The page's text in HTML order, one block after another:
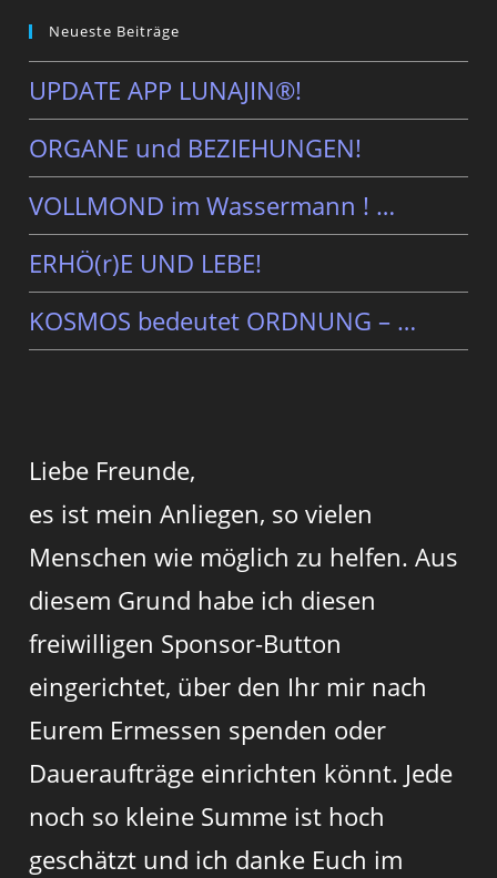
Neueste Beiträge
UPDATE APP LUNAJIN®!
ORGANE und BEZIEHUNGEN!
VOLLMOND im Wassermann ! …
ERHÖ(r)E UND LEBE!
KOSMOS bedeutet ORDNUNG – …
Liebe Freunde,
es ist mein Anliegen, so vielen
Menschen wie möglich zu helfen. Aus
diesem Grund habe ich diesen
freiwilligen Sponsor-Button
eingerichtet, über den Ihr mir nach
Eurem Ermessen spenden oder
Daueraufträge einrichten könnt. Jede
noch so kleine Summe ist hoch
geschätzt und ich danke Euch im